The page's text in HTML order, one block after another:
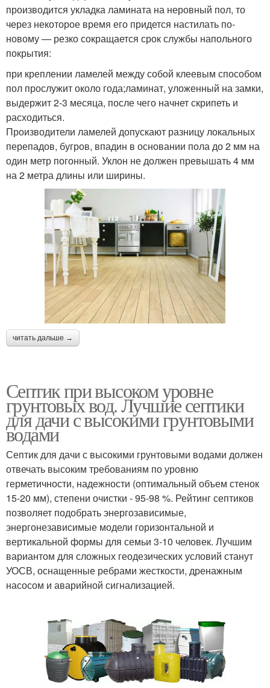
производится укладка ламината на неровный пол, то
через некоторое время его придется настилать по-
новому — резко сокращается срок службы напольного
покрытия:
при креплении ламелей между собой клеевым способом
пол прослужит около года;ламинат, уложенный на замки,
выдержит 2-3 месяца, после чего начнет скрипеть и
расходиться.
Производители ламелей допускают разницу локальных
перепадов, бугров, впадин в основании пола до 2 мм на
один метр погонный. Уклон не должен превышать 4 мм
на 2 метра длины или ширины.
читать дальше →
Септик при высоком уровне
грунтовых вод. Лучшие септики
для дачи с высокими грунтовыми
водами
Септик для дачи с высокими грунтовыми водами должен
отвечать высоким требованиям по уровню
герметичности, надежности (оптимальный объем стенок
15-20 мм), степени очистки - 95-98 %. Рейтинг септиков
позволяет подобрать энергозависимые,
энергонезависимые модели горизонтальной и
вертикальной формы для семьи 3-10 человек. Лучшим
вариантом для сложных геодезических условий станут
УОСВ, оснащенные ребрами жесткости, дренажным
насосом и аварийной сигнализацией.